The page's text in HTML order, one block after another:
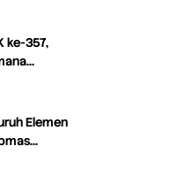
ke-357,
Elemen